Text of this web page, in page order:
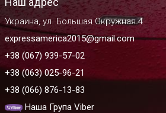
Украина, ул. Большая Окружная 4
expressamerica2015@gmail.com
+38 (067) 939-57-02
+38 (063) 025-96-21
+38 (066) 876-13-83
Наша Група Viber